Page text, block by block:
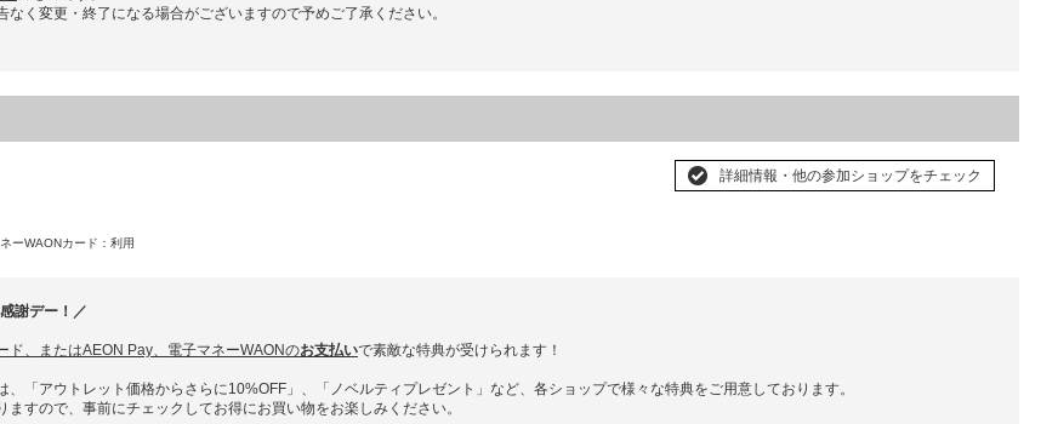
く変更・終了になる場合がございますので予めご了承ください。
ーWAONカード ：利用
謝デー！／
ド、またはAEON Pay、電子マネーWAONのお支払いで素敵な特典が受けられます！
、「アウトレット価格からさらに10%OFF」、「ノベルティプレゼント」など、各ショップで様々な特典をご用意しております。
すので、事前にチェックしてお得にお買い物をお楽しみください。
詳細情報・他の参加ショップをチェック